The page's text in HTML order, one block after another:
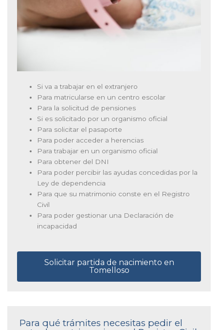
Si va a trabajar en el extranjero
Para matricularse en un centro escolar
Para la solicitud de pensiones
Si es solicitado por un organismo oficial
Para solicitar el pasaporte
Para poder acceder a herencias
Para trabajar en un organismo oficial
Para obtener del DNI
Para poder percibir las ayudas concedidas por la
Ley de dependencia
Para que su matrimonio conste en el Registro
Civil
Para poder gestionar una Declaración de
incapacidad
Solicitar partida de nacimiento en
Tomelloso
Para qué trámites necesitas pedir el